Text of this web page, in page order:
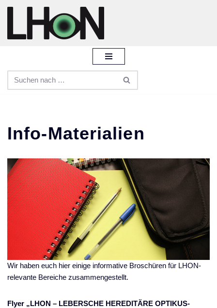
Inhalt
Info-Materialien
Wir haben euch hier einige informative Broschüren für LHON-
relevante Bereiche zusammengestellt.
Flyer „LHON – LEBERSCHE HEREDITÄRE OPTIKUS-